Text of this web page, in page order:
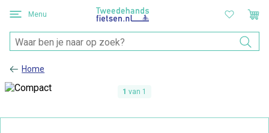
Menu
Home
1 van 1